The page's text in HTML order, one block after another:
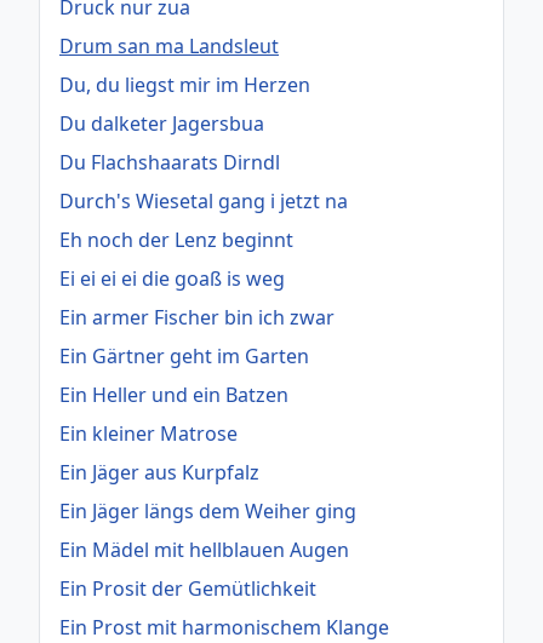
Druck nur zua
Drum san ma Landsleut
Du, du liegst mir im Herzen
Du dalketer Jagersbua
Du Flachshaarats Dirndl
Durch's Wiesetal gang i jetzt na
Eh noch der Lenz beginnt
Ei ei ei ei die goaß is weg
Ein armer Fischer bin ich zwar
Ein Gärtner geht im Garten
Ein Heller und ein Batzen
Ein kleiner Matrose
Ein Jäger aus Kurpfalz
Ein Jäger längs dem Weiher ging
Ein Mädel mit hellblauen Augen
Ein Prosit der Gemütlichkeit
Ein Prost mit harmonischem Klange